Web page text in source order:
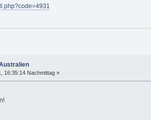
16:35:14 Nachmittag »